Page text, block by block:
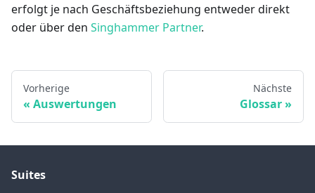
erfolgt je nach Geschäftsbeziehung entweder direkt
oder über den Singhammer Partner.
Vorherige
Auswertungen
Nächste
Glossar
Suites